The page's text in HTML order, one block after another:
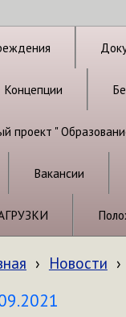
Концепции
проект "
Вакансии
› Новости ›